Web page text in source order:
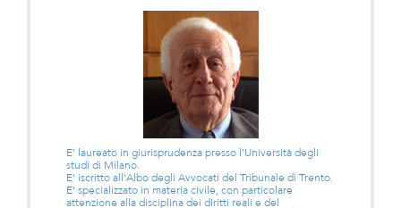
E' laureato in giurisprudenza presso l'Università degli
studi di Milano.
E' iscritto all'Albo degli Avvocati del Tribunale di Trento.
E' specializzato in materia civile, con particolare
attenzione alla disciplina dei diritti reali e del